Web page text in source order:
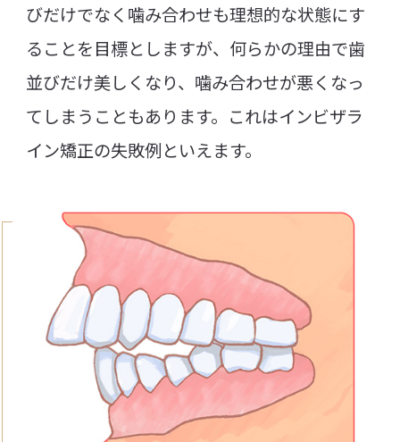
びだけでなく噛み合わせも理想的な状態にす
ることを目標としますが、何らかの理由で歯
並びだけ美しくなり、噛み合わせが悪くなっ
てしまうこともあります。これはインビザラ
イン矯正の失敗例といえます。